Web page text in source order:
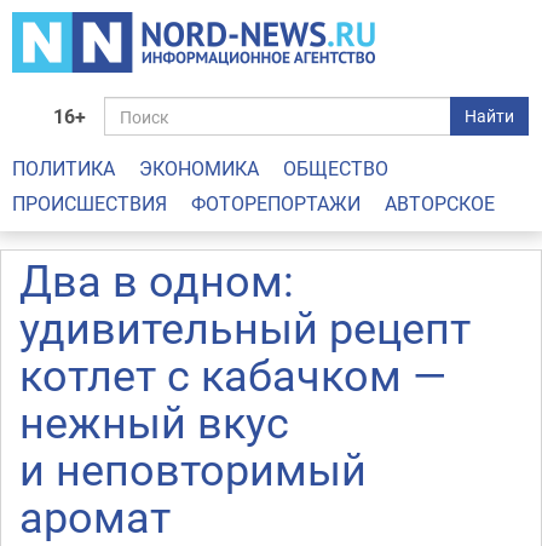
16+ Найти
ПОЛИТИКА ЭКОНОМИКА
ОБЩЕСТВО
ПРОИСШЕСТВИЯ
ФОТОРЕПОРТАЖИ АВТОРСКОЕ
Два в одном:
удивительный рецепт
котлет с кабачком —
нежный вкус
и неповторимый
аромат